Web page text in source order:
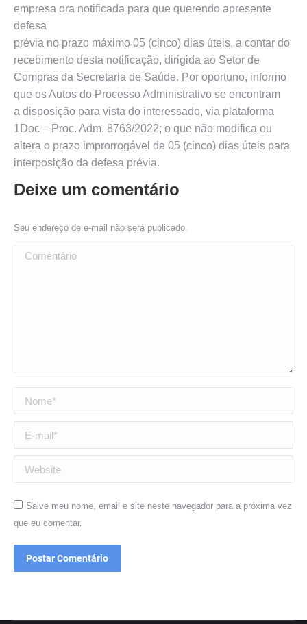
empresa ora notificada para que querendo apresente
defesa
prévia no prazo máximo 05 (cinco) dias úteis, a contar do
recebimento desta notificação, dirigida ao Setor de
Compras da Secretaria de Saúde. Por oportuno, informo
que os Autos do Processo Administrativo se encontram
a disposição para vista do interessado, via plataforma
1Doc – Proc. Adm. 8763/2022; o que não modifica ou
altera o prazo improrrogável de 05 (cinco) dias úteis para
interposição da defesa prévia.
Deixe um comentário
Seu endereço de e-mail não será publicado.
Comentário
Nome *
E-mail *
Website
Salve meu nome, email e site neste navegador para a próxima vez
que eu comentar.
Postar Comentário